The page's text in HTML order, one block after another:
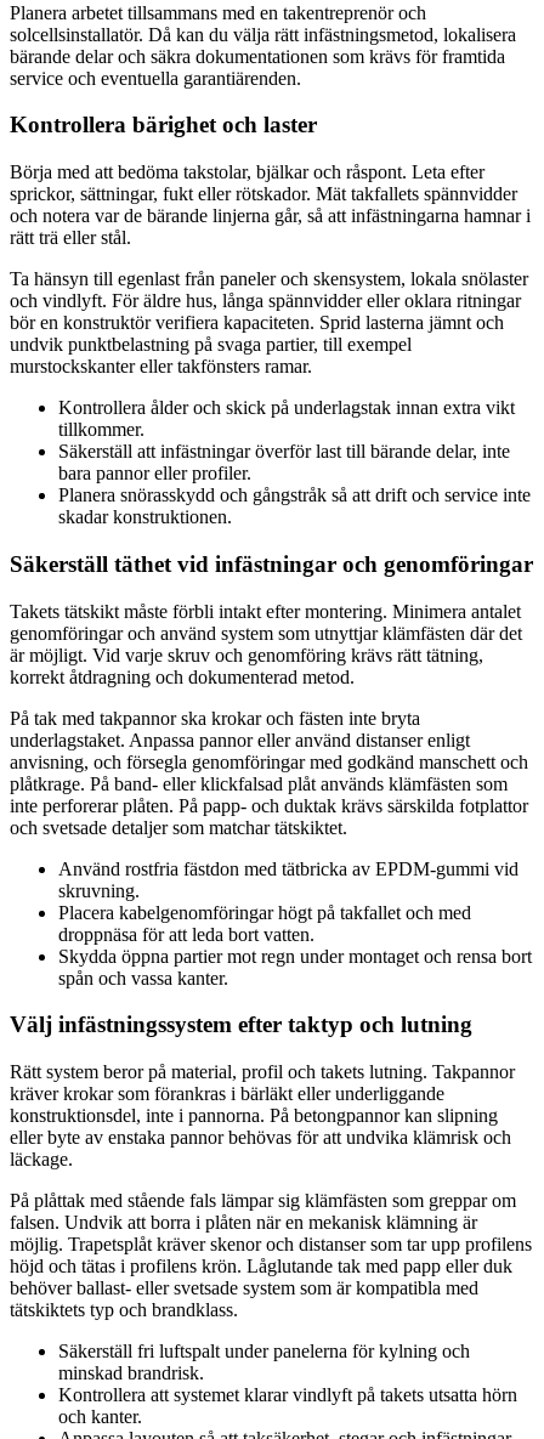
Planera arbetet tillsammans med en takentreprenör och
solcellsinstallatör. Då kan du välja rätt infästningsmetod, lokalisera
bärande delar och säkra dokumentationen som krävs för framtida
service och eventuella garantiärenden.
Kontrollera bärighet och laster
Börja med att bedöma takstolar, bjälkar och råspont. Leta efter
sprickor, sättningar, fukt eller rötskador. Mät takfallets spännvidder
och notera var de bärande linjerna går, så att infästningarna hamnar i
rätt trä eller stål.
Ta hänsyn till egenlast från paneler och skensystem, lokala snölaster
och vindlyft. För äldre hus, långa spännvidder eller oklara ritningar
bör en konstruktör verifiera kapaciteten. Sprid lasterna jämnt och
undvik punktbelastning på svaga partier, till exempel
murstockskanter eller takfönsters ramar.
Kontrollera ålder och skick på underlagstak innan extra vikt
tillkommer.
Säkerställ att infästningar överför last till bärande delar, inte
bara pannor eller profiler.
Planera snörasskydd och gångstråk så att drift och service inte
skadar konstruktionen.
Säkerställ täthet vid infästningar och genomföringar
Takets tätskikt måste förbli intakt efter montering. Minimera antalet
genomföringar och använd system som utnyttjar klämfästen där det
är möjligt. Vid varje skruv och genomföring krävs rätt tätning,
korrekt åtdragning och dokumenterad metod.
På tak med takpannor ska krokar och fästen inte bryta
underlagstaket. Anpassa pannor eller använd distanser enligt
anvisning, och försegla genomföringar med godkänd manschett och
plåtkrage. På band- eller klickfalsad plåt används klämfästen som
inte perforerar plåten. På papp- och duktak krävs särskilda fotplattor
och svetsade detaljer som matchar tätskiktet.
Använd rostfria fästdon med tätbricka av EPDM-gummi vid
skruvning.
Placera kabelgenomföringar högt på takfallet och med
droppnäsa för att leda bort vatten.
Skydda öppna partier mot regn under montaget och rensa bort
spån och vassa kanter.
Välj infästningssystem efter taktyp och lutning
Rätt system beror på material, profil och takets lutning. Takpannor
kräver krokar som förankras i bärläkt eller underliggande
konstruktionsdel, inte i pannorna. På betongpannor kan slipning
eller byte av enstaka pannor behövas för att undvika klämrisk och
läckage.
På plåttak med stående fals lämpar sig klämfästen som greppar om
falsen. Undvik att borra i plåten när en mekanisk klämning är
möjlig. Trapetsplåt kräver skenor och distanser som tar upp profilens
höjd och tätas i profilens krön. Låglutande tak med papp eller duk
behöver ballast- eller svetsade system som är kompatibla med
tätskiktets typ och brandklass.
Säkerställ fri luftspalt under panelerna för kylning och
minskad brandrisk.
Kontrollera att systemet klarar vindlyft på takets utsatta hörn
och kanter.